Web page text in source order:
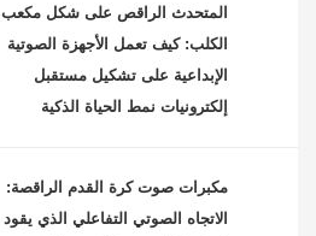
المتحدث الراقص على شكل مكعب
الكلب: كيف تعمل الأجهزة الصوتية
الإبداعية على تشكيل مستقبل
إلكترونيات نمط الحياة الذكية
مكبرات صوت كرة القدم الراقصة:
الاتجاه الصوتي التفاعلي الذي يقود